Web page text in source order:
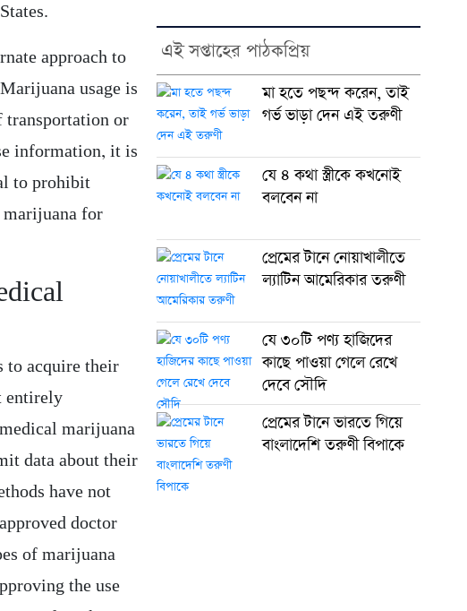
approach to
usage is
transportation or
information, it is
to prohibit
marijuana for
to acquire their
entirely
marijuana
data about their
have not
doctor
of marijuana
the use
এই সপ্তাহের পাঠকপ্রিয়
মা হতে পছন্দ করেন, তাই
গর্ভ ভাড়া দেন এই তরুণী
যে ৪ কথা স্ত্রীকে কখনোই
বলবেন না
প্রেমের টানে নোয়াখালীতে
ল্যাটিন আমেরিকার তরুণী
যে ৩০টি পণ্য হাজিদের
কাছে পাওয়া গেলে রেখে
দেবে সৌদি
প্রেমের টানে ভারতে গিয়ে
বাংলাদেশি তরুণী বিপাকে